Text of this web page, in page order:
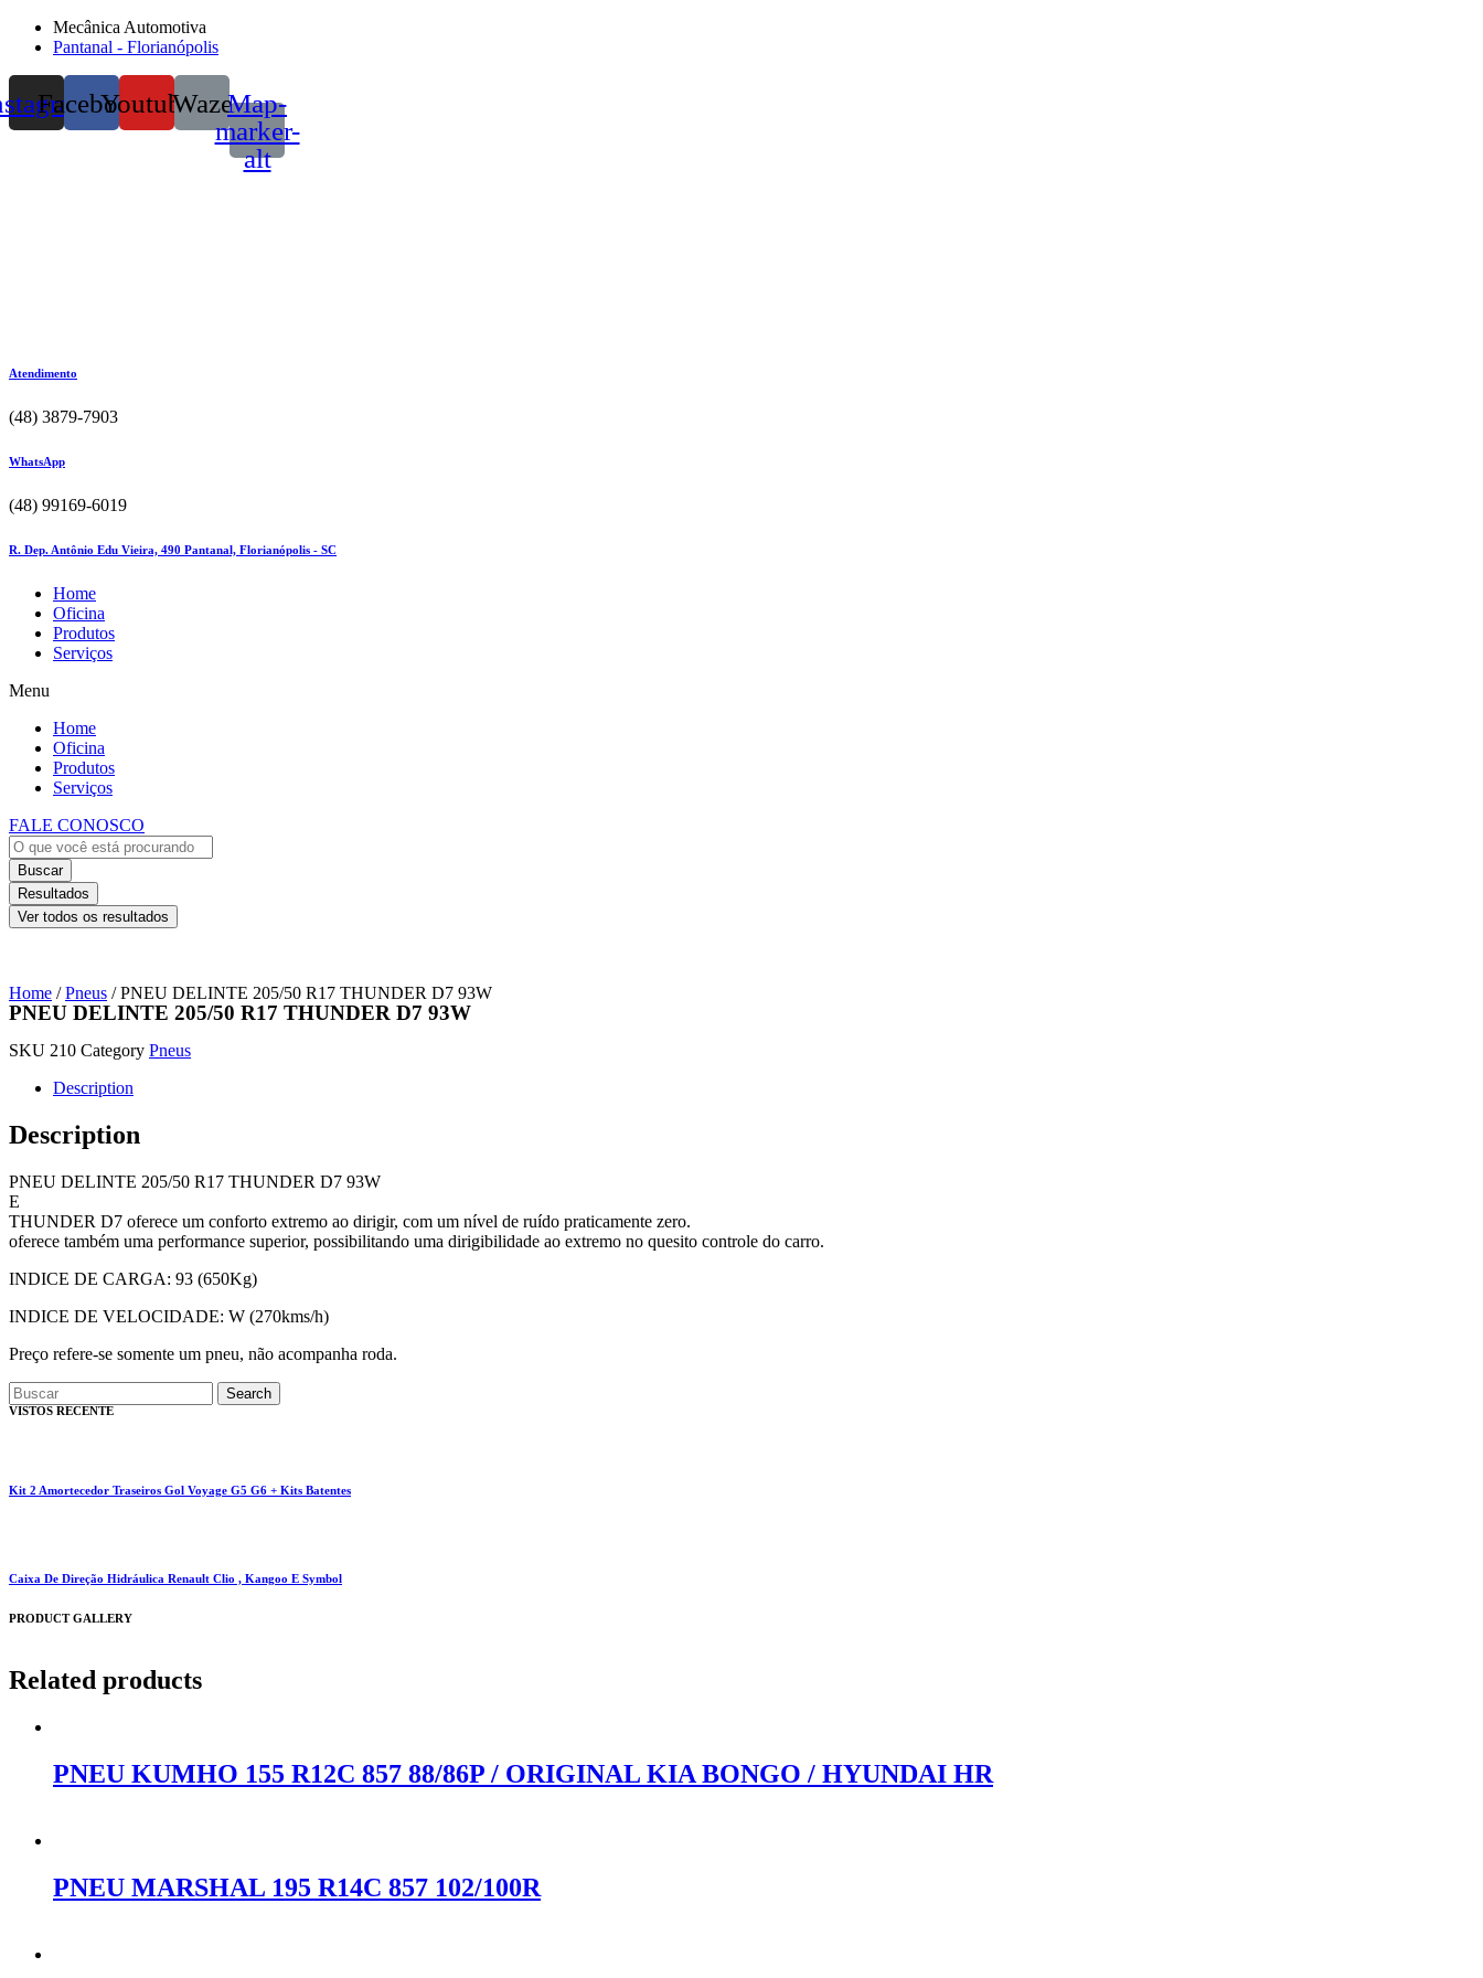
Mecânica Automotiva
Pantanal - Florianópolis
FacebookYoutubeWazeMap-
marker-
alt
Atendimento
(48) 3879-7903
WhatsApp
(48) 99169-6019
R. Dep. Antônio Edu Vieira, 490 Pantanal, Florianópolis - SC
Home
Oficina
Produtos
Serviços
Menu
Home
Oficina
Produtos
Serviços
FALE CONOSCO
Buscar
Resultados
Ver todos os resultados
Home /Pneus / PNEU DELINTE 205/50 R17 THUNDER D7 93W
PNEU DELINTE 205/50 R17 THUNDER D7 93W
SKU 210 Category Pneus
Description
Description
PNEU DELINTE 205/50 R17 THUNDER D7 93W
E
THUNDER D7 oferece um conforto extremo ao dirigir, com um nível de ruído praticamente zero.
oferece também uma performance superior, possibilitando uma dirigibilidade ao extremo no quesito controle do carro.
INDICE DE CARGA: 93 (650Kg)
INDICE DE VELOCIDADE: W (270kms/h)
Preço refere-se somente um pneu, não acompanha roda.
Search
VISTOS RECENTE
Kit 2 Amortecedor Traseiros Gol Voyage G5 G6 + Kits Batentes
Caixa De Direção Hidráulica Renault Clio , Kangoo E Symbol
PRODUCT GALLERY
Related products
PNEU KUMHO 155 R12C 857 88/86P / ORIGINAL KIA BONGO / HYUNDAI HR
PNEU MARSHAL 195 R14C 857 102/100R